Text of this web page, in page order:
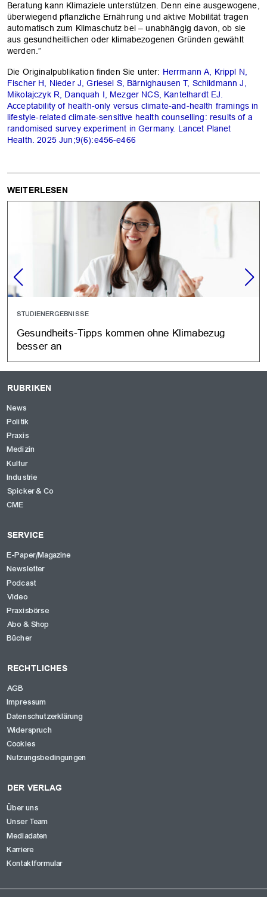
Beratung kann Klimaziele unterstützen. Denn eine ausgewogene,
überwiegend pflanzliche Ernährung und aktive Mobilität tragen
automatisch zum Klimaschutz bei – unabhängig davon, ob sie
aus gesundheitlichen oder klimabezogenen Gründen gewählt
werden.”
Die Originalpublikation finden Sie unter: Herrmann A, Krippl N,
Fischer H, Nieder J, Griesel S, Bärnighausen T, Schildmann J,
Mikolajczyk R, Danquah I, Mezger NCS, Kantelhardt EJ.
Acceptability of health-only versus climate-and-health framings in
lifestyle-related climate-sensitive health counselling: results of a
randomised survey experiment in Germany. Lancet Planet
Health. 2025 Jun;9(6):e456-e466
WEITERLESEN
STUDIENERGEBNISSE
Gesundheits-Tipps kommen ohne Klimabezug
besser an
RUBRIKEN
News
Politik
Praxis
Medizin
Kultur
Industrie
Spicker & Co
CME
SERVICE
E-Paper/Magazine
Newsletter
Podcast
Video
Praxisbörse
Abo & Shop
Bücher
RECHTLICHES
AGB
Impressum
Datenschutzerklärung
Widerspruch
Cookies
Nutzungsbedingungen
DER VERLAG
Über uns
Unser Team
Mediadaten
Karriere
Kontaktformular